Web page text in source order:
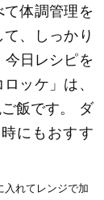
体調管理を
、しっかり
今日レシピを
ッケ」は、
飯です。 ダ
にもおすす
入れてレンジで加